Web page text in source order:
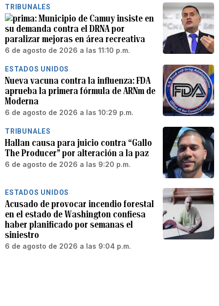
TRIBUNALES
Municipio de Camuy insiste en
su demanda contra el DRNA por
paralizar mejoras en área recreativa
6 de agosto de 2026 a las 11:10 p.m.
ESTADOS UNIDOS
Nueva vacuna contra la influenza: FDA
aprueba la primera fórmula de ARNm de
Moderna
6 de agosto de 2026 a las 10:29 p.m.
TRIBUNALES
Hallan causa para juicio contra “Gallo
The Producer” por alteración a la paz
6 de agosto de 2026 a las 9:20 p.m.
ESTADOS UNIDOS
Acusado de provocar incendio forestal
en el estado de Washington confiesa
haber planificado por semanas el
siniestro
6 de agosto de 2026 a las 9:04 p.m.